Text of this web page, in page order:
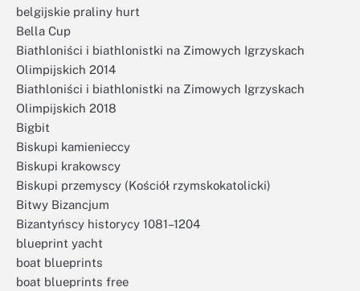
belgijskie praliny hurt
Bella Cup
Biathloniści i biathlonistki na Zimowych Igrzyskach
Olimpijskich 2014
Biathloniści i biathlonistki na Zimowych Igrzyskach
Olimpijskich 2018
Bigbit
Biskupi kamienieccy
Biskupi krakowscy
Biskupi przemyscy (Kościół rzymskokatolicki)
Bitwy Bizancjum
Bizantyńscy historycy 1081–1204
blueprint yacht
boat blueprints
boat blueprints free